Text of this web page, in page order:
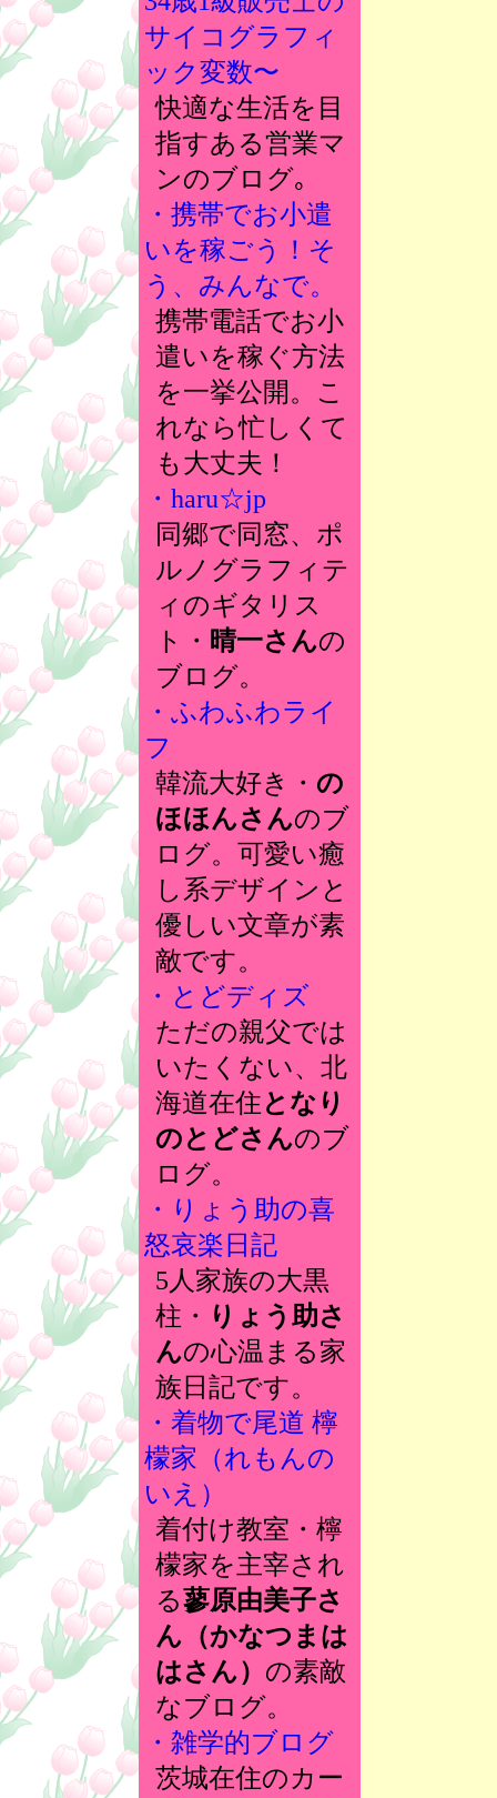
サイコグラフィ
ック変数〜
快適な生活を目
指すある営業マ
ンのブログ｡
・携帯でお小遣
いを稼ごう！そ
う、みんなで。
携帯電話でお小
遣いを稼ぐ方法
を一挙公開。こ
れなら忙しくて
も大丈夫！
・haru☆jp
同郷で同窓、ポ
ルノグラフィテ
ィのギタリス
ト・ 晴一さんの
ブログ。
・ふわふわライ
フ
韓流大好き・ の
ほほんさんのブ
ログ。可愛い癒
し系デザインと
優しい文章が素
敵です。
・とどディズ
ただの親父では
いたくない、北
海道在住となり
のとどさんのブ
ログ。
・りょう助の喜
怒哀楽日記
5人家族の大黒
柱・ りょう助さ
んの心温まる家
族日記です。
・着物で尾道 檸
檬家（れもんの
いえ）
着付け教室・檸
檬家を主宰され
る蓼原由美子さ
ん（かなつまは
はさん） の素敵
なブログ。
・雑学的ブログ
茨城在住のカー